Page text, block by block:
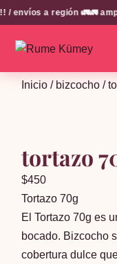
envíos a región 🚛🚛
Inicio / bizcocho /
tortazo
$450
Tortazo 70g
El Tortazo 70g es
bocado. Bizcocho
cobertura dulce